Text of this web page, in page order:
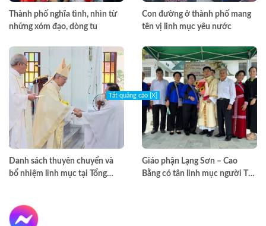
Thành phố nghĩa tình, nhìn từ
những xóm đạo, dòng tu
Con đường ở thành phố mang
tên vị linh mục yêu nước
Danh sách thuyên chuyển và
bổ nhiệm linh mục tại Tổng
Giáo phận Lạng Sơn – Cao
Bằng có tân linh mục người Tày
Tắt quảng cáo [X]